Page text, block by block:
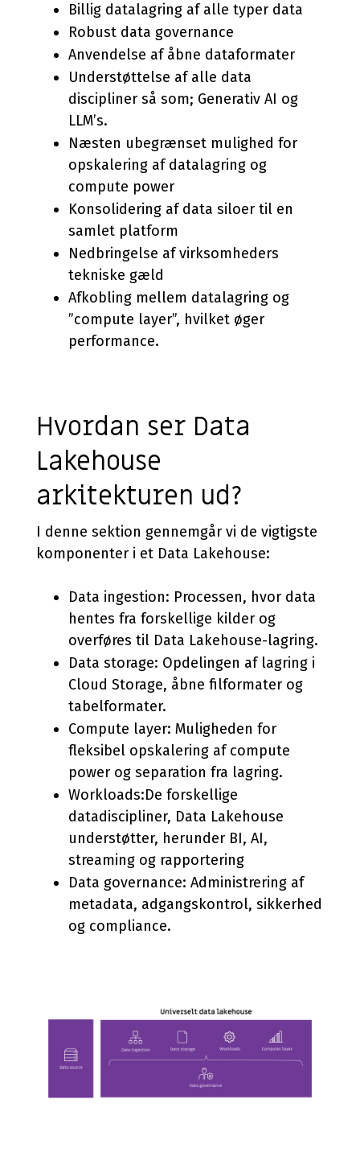
Billig datalagring af alle typer data
Robust data governance
Anvendelse af åbne dataformater
Understøttelse af alle data
discipliner så som; Generativ AI og
LLM’s.
Næsten ubegrænset mulighed for
opskalering af datalagring og
compute power
Konsolidering af data siloer til en
samlet platform
Nedbringelse af virksomheders
tekniske gæld
Afkobling mellem datalagring og
”compute layer”, hvilket øger
performance.
Hvordan ser Data
Lakehouse
arkitekturen ud?
I denne sektion gennemgår vi de vigtigste
komponenter i et Data Lakehouse:
Data ingestion: Processen, hvor data
hentes fra forskellige kilder og
overføres til Data Lakehouse-lagring.
Data storage: Opdelingen af lagring i
Cloud Storage, åbne filformater og
tabelformater.
Compute layer: Muligheden for
fleksibel opskalering af compute
power og separation fra lagring.
Workloads:De forskellige
datadiscipliner, Data Lakehouse
understøtter, herunder BI, AI,
streaming og rapportering
Data governance: Administrering af
metadata, adgangskontrol, sikkerhed
og compliance.